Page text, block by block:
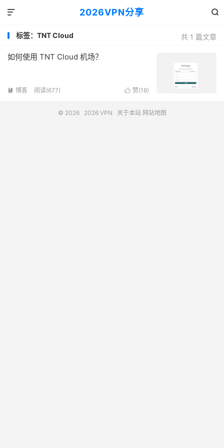
2026VPN分享 

共 1 篇文章
标签：TNT Cloud
如何使用 TNT Cloud 机场？
 赞(18)
 博客 阅读(677)
© 2026 2026 VPN 关于本站 网站地图